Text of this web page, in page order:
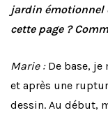
jardin émotionnel
cette page ?
Marie : De base,
et après une
dessin. Au début,